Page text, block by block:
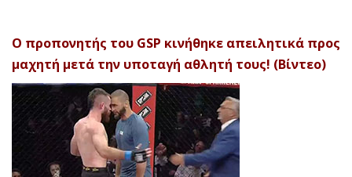
Ο προπονητής του GSP κινήθηκε απειλητικά προς
μαχητή μετά την υποταγή αθλητή τους! (Βίντεο)